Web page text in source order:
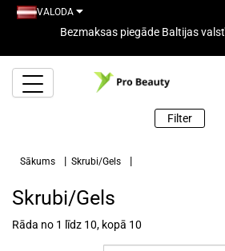
VALODA
Bezmaksas piegāde Baltijas
Filter
Sākums Skrubi/Gels
Skrubi/Gels
Rāda no 1 līdz 10, kopā 10